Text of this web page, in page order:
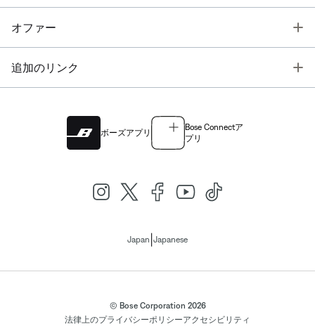
オファー
追加のリンク
ボーズアプリ
Bose Connectア
プリ
Japan Japanese
© Bose Corporation 2026
法律上のプライバシーポリシーアクセシビリティ